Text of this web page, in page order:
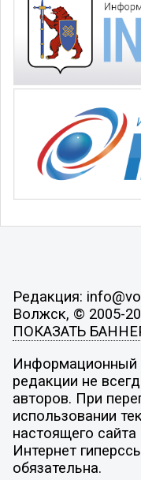
Редакция:
Волжск, © 2005-
ПОКАЗАТЬ
Информационный
редакции не
авторов. При
использовании
настоящего
Интернет
обязательна.